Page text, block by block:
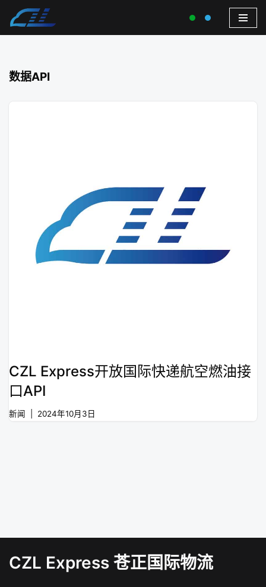
数据API
CZL Express开放国际快递航空燃油接
口API
新闻 2024年10月3日
CZL Express 苍正国际物流